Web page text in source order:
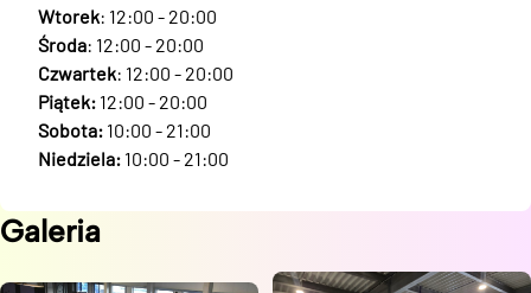
Wtorek: 12:00 - 20:00
Środa: 12:00 - 20:00
Czwartek: 12:00 - 20:00
Piątek: 12:00 - 20:00
Sobota: 10:00 - 21:00
Niedziela: 10:00 - 21:00
Galeria